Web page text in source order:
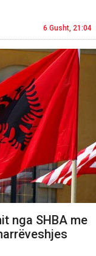
6 Gusht, 21:04
nga SHBA me